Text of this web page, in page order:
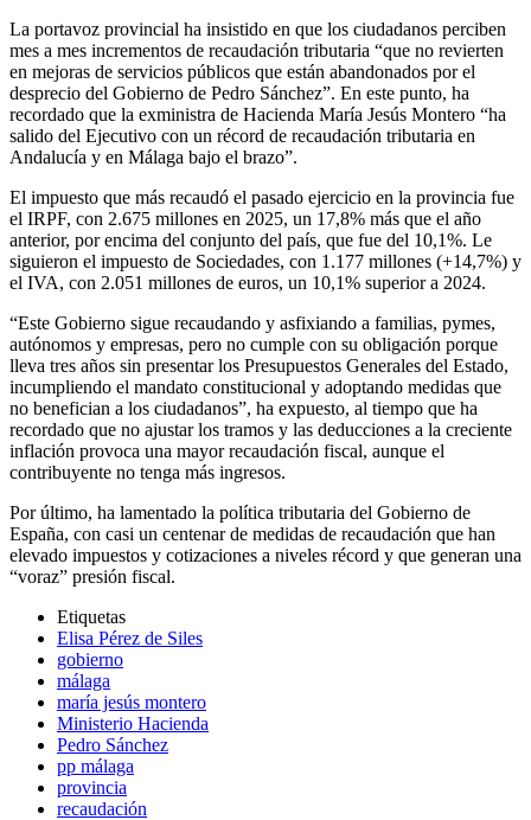
La portavoz provincial ha insistido en que los ciudadanos perciben
mes a mes incrementos de recaudación tributaria “que no revierten
en mejoras de servicios públicos que están abandonados por el
desprecio del Gobierno de Pedro Sánchez”. En este punto, ha
recordado que la exministra de Hacienda María Jesús Montero “ha
salido del Ejecutivo con un récord de recaudación tributaria en
Andalucía y en Málaga bajo el brazo”.
El impuesto que más recaudó el pasado ejercicio en la provincia fue
el IRPF, con 2.675 millones en 2025, un 17,8% más que el año
anterior, por encima del conjunto del país, que fue del 10,1%. Le
siguieron el impuesto de Sociedades, con 1.177 millones (+14,7%) y
el IVA, con 2.051 millones de euros, un 10,1% superior a 2024.
“Este Gobierno sigue recaudando y asfixiando a familias, pymes,
autónomos y empresas, pero no cumple con su obligación porque
lleva tres años sin presentar los Presupuestos Generales del Estado,
incumpliendo el mandato constitucional y adoptando medidas que
no benefician a los ciudadanos”, ha expuesto, al tiempo que ha
recordado que no ajustar los tramos y las deducciones a la creciente
inflación provoca una mayor recaudación fiscal, aunque el
contribuyente no tenga más ingresos.
Por último, ha lamentado la política tributaria del Gobierno de
España, con casi un centenar de medidas de recaudación que han
elevado impuestos y cotizaciones a niveles récord y que generan una
“voraz” presión fiscal.
Etiquetas
Elisa Pérez de Siles
gobierno
málaga
maría jesús montero
Ministerio Hacienda
Pedro Sánchez
pp málaga
provincia
recaudación